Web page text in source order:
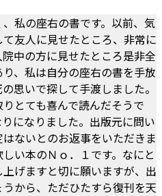
私の座右の書です。以前、気
友人に見せたところ、非常に
中の方に見せたところ是非全
、私は自分の座右の書を手放
思いで探して手渡しました。
とても喜んで読んだそうで
になりました。出版元に問い
ないとのお返事をいただきま
い本のＮｏ．１です。なにと
げますと切に願いますが、出
から、ただひたすら復刊を天